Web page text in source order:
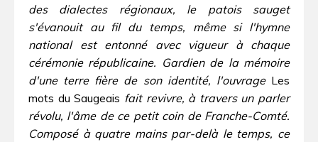
des dialectes régionaux, le patois sauget
s'évanouit au fil du temps, même si l'hymne
national est entonné avec vigueur à chaque
cérémonie républicaine. Gardien de la mémoire
d'une terre fière de son identité, l'ouvrage Les
mots du Saugeais fait revivre, à travers un parler
révolu, l'âme de ce petit coin de Franche-Comté.
Composé à quatre mains par-delà le temps, ce